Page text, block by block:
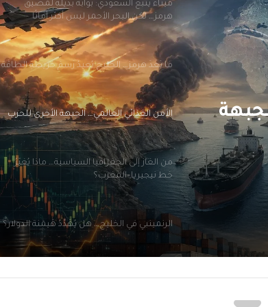
ما بَعدَ هرمز… الخليج يُعيدُ رَسمَ خريطةِ الطاقة
الأمن الغذائي العالمي… الجبهة الأخرى للحرب
من الغاز إلى الجغرافيا السياسية… ماذا يُغيّرُ
خط نيجيريا–المغرب؟
الرنمينبي في الخليج… هل يُهَدِّدُ هَيمَنَةَ الدولار؟
ميناء ينبع السعودي: بوّابة بديلة لمضيق
هرمز… لكن البحر الأحمر ليس أكثر أمانًا